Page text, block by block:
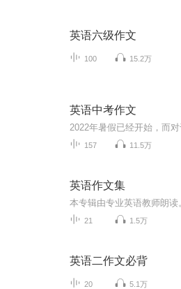
英语六级作文
100 15.2万
英语中考作文
157 11.5万
英语作文集
21 1.5万
英语二作文必背
20 5.1万